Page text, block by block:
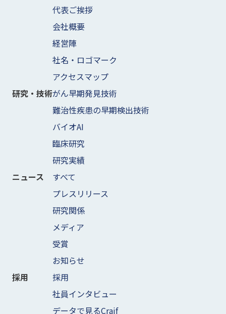
代表ご挨拶
会社概要
経営陣
社名・ロゴマーク
アクセスマップ
研究・技術がん早期発見技術
難治性疾患の早期検出技術
バイオAI
臨床研究
研究実績
ニュース
すべて
プレスリリース
研究関係
メディア
受賞
お知らせ
採用
採用
社員インタビュー
データで見るCraif